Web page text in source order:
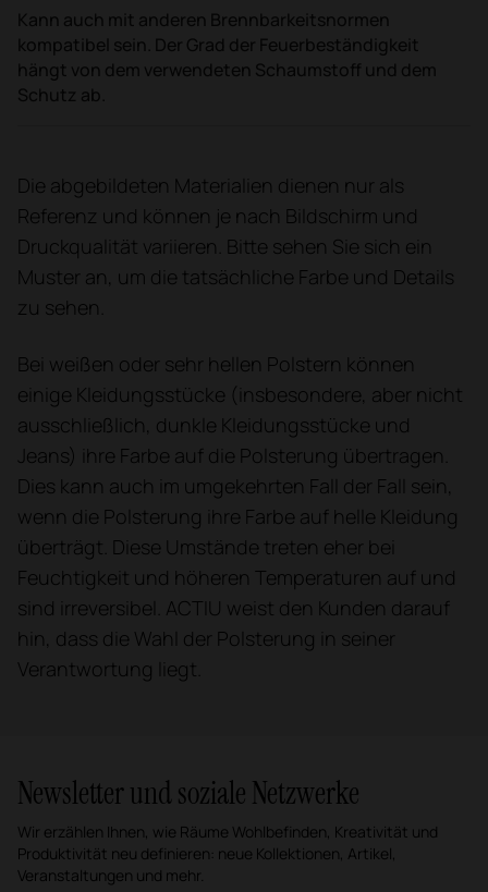
Kann auch mit anderen Brennbarkeitsnormen
kompatibel sein. Der Grad der Feuerbeständigkeit
hängt von dem verwendeten Schaumstoff und dem
Schutz ab.
Die abgebildeten Materialien dienen nur als
Referenz und können je nach Bildschirm und
Druckqualität variieren. Bitte sehen Sie sich ein
Muster an, um die tatsächliche Farbe und Details
zu sehen.
Bei weißen oder sehr hellen Polstern können
einige Kleidungsstücke (insbesondere, aber nicht
ausschließlich, dunkle Kleidungsstücke und
Jeans) ihre Farbe auf die Polsterung übertragen.
Dies kann auch im umgekehrten Fall der Fall sein,
wenn die Polsterung ihre Farbe auf helle Kleidung
überträgt. Diese Umstände treten eher bei
Feuchtigkeit und höheren Temperaturen auf und
sind irreversibel. ACTIU weist den Kunden darauf
hin, dass die Wahl der Polsterung in seiner
Verantwortung liegt.
Newsletter und soziale Netzwerke
Wir erzählen Ihnen, wie Räume Wohlbefinden, Kreativität und
Produktivität neu definieren: neue Kollektionen, Artikel,
Veranstaltungen und mehr.